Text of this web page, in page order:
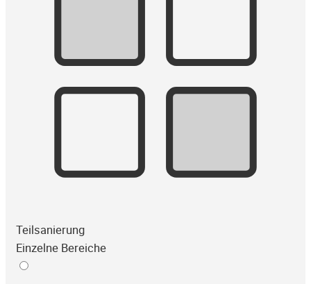
Teilsanierung
Einzelne Bereiche